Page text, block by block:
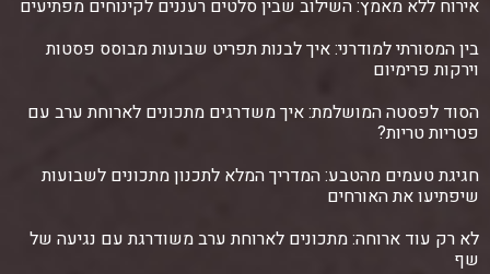
אירוח ללא מאמץ: השילוב שבין סלטים רעננים לקינוחים מפתיעים
בין המסורתי למודרני: איך לבנות תפריט שבועות מבוסס פסטות
וירקות פרימיום
הסוד לפסטה המושלמת: איך משדרגים מתכונים לארוחת ערב עם
פטריות טריות?
חגיגת טעמים מהטבע: המדריך המלא לתכנון מתכונים לשבועות
שיפתיעו את האורחים
לא רק עוד ארוחה: מתכונים לארוחת ערב משודרגת עם נגיעה של
שף